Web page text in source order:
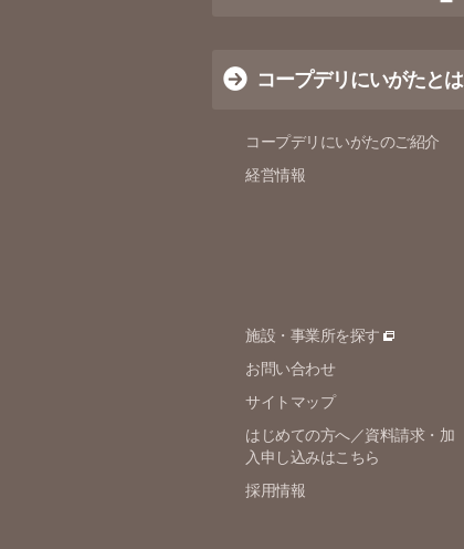
コープデリにいがたとは
コープデリにいがたのご紹介
経営情報
施設・事業所を探す
お問い合わせ
サイトマップ
はじめての方へ／資料請求・加
入申し込みはこちら
採用情報